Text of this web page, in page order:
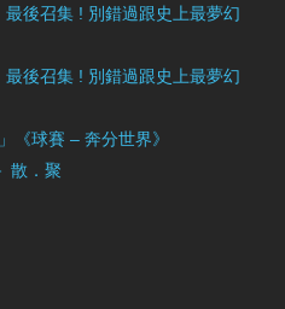
後召集 ! 別錯過跟史上最夢幻
後召集 ! 別錯過跟史上最夢幻
《球賽 – 奔分世界》
散．聚